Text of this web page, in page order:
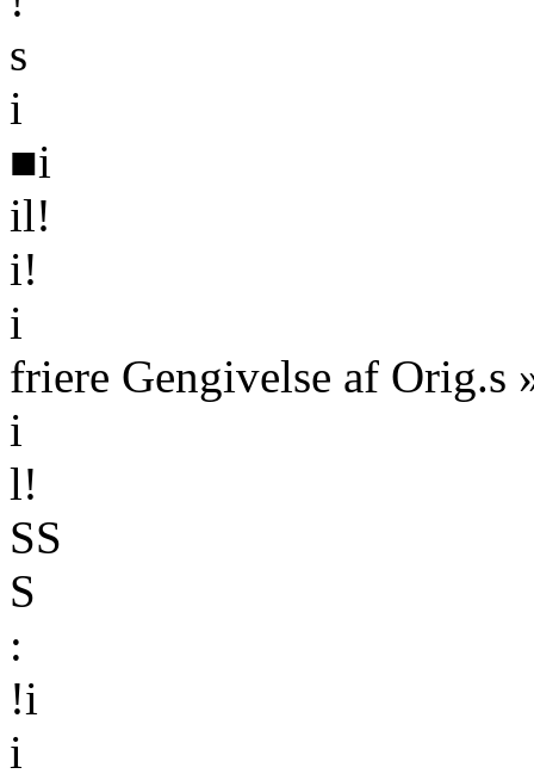
s
i
■i
il!
i!
i
friere Gengivelse af Orig.s
i
l!
SS
S
:
!i
i